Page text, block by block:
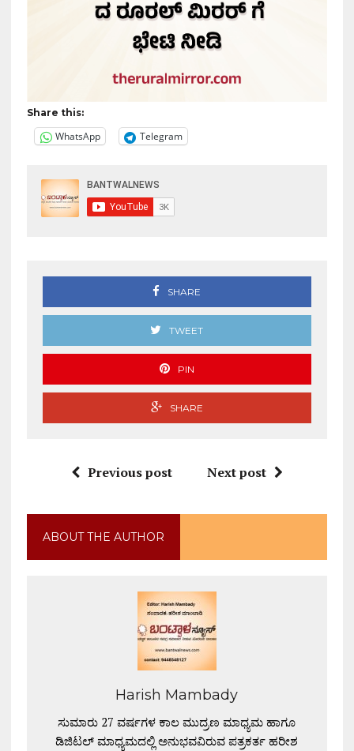
Share this:
WhatsApp Telegram
SHARE
TWEET
PIN
SHARE
Previous post Next post
ABOUT THE AUTHOR
Harish Mambady
ಸುಮಾರು 27 ವರ್ಷಗಳ ಕಾಲ ಮುದ್ರಣ ಮಾಧ್ಯಮ ಹಾಗೂ
ಡಿಜಿಟಲ್ ಮಾಧ್ಯಮದಲ್ಲಿ ಅನುಭವವಿರುವ ಪತ್ರಕರ್ತ ಹರೀಶ